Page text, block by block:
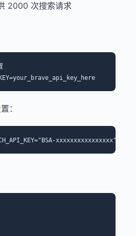
2000 次搜索请求
：